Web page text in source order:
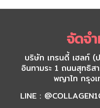
จัดจ
บริษัท เทรนดี้ เฮลท์ (
อินทามระ 1 ถนนสุทธิส
พญาไท กรุง
LINE :